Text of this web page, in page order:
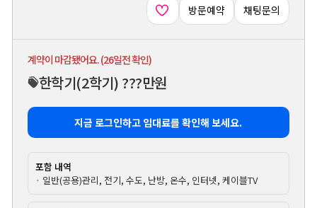
방문예약 채팅문의
계약이 마감됐어요. (26일전 확인)
한학기(2학기) ???만원
지금 로그인하고 임대료를 확인해 보세요.
포함 내역
· 일반(공용)관리, 전기, 수도, 난방, 온수, 인터넷, 케이블TV